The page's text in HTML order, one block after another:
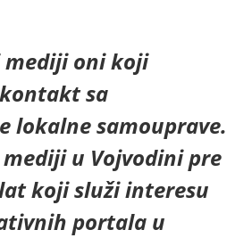
oni koji
sa
lokalne samouprave.
u Vojvodini pre
koji služi interesu
portala u